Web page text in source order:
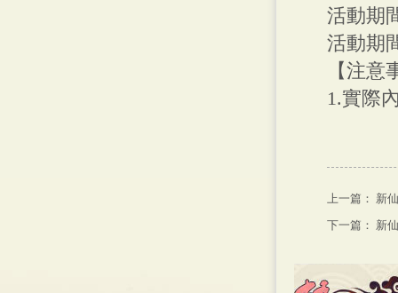
活動期
活動期
【注意
1.實際
上一篇： 新
下一篇： 新